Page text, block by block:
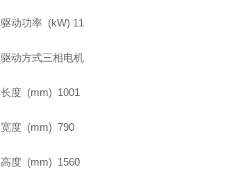
驱动功率 (kW) 11
驱动方式三相电机
长度 (mm) 1001
宽度 (mm) 790
高度 (mm) 1560